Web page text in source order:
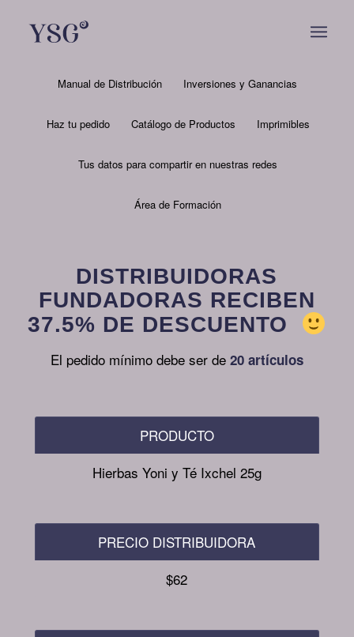
Manual de Distribución Inversiones y Ganancias
Haz tu pedido Catálogo de Productos Imprimibles
Tus datos para compartir en nuestras redes
Área de Formación
DISTRIBUIDORAS
FUNDADORAS RECIBEN
37.5% DE DESCUENTO
El pedido mínimo debe ser de 20 artículos
PRODUCTO
Hierbas Yoni y Té Ixchel 25g
PRECIO DISTRIBUIDORA
$62